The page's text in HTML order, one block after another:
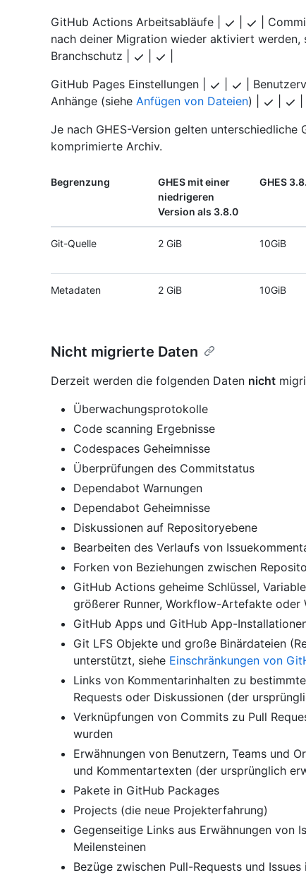
GitHub Actions Arbeitsabläufe | |
nach deiner Migration wieder aktiviert werden,
Branchschutz |
GitHub Pages Einstellungen |
|
Anhänge (siehe Anfügen von Dateien) |
Je nach GHES-Version gelten
komprimierte Archiv.
Begrenzung
GHES mit einer
niedrigeren
Version als 3.8.0
GHES
Git-Quelle 2 GiB 10GiB
Metadaten 2 GiB 10GiB
Nicht migrierte Daten
Derzeit werden die folgenden Daten nicht
Überwachungsprotokolle
Code scanning Ergebnisse
Codespaces Geheimnisse
Überprüfungen des Commitstatus
Dependabot Warnungen
Dependabot Geheimnisse
Diskussionen auf Repositoryebene
Bearbeiten des Verlaufs von
Forken von Beziehungen zwischen
GitHub Actions geheime Schlüssel,
größerer Runner, Workflow-Artefakte
GitHub Apps und GitHub App-
Git LFS Objekte und große Binärdateien
unterstützt, siehe Einschränkungen von
Links von Kommentarinhalten zu
Requests oder Diskussionen (der
Verknüpfungen von Commits zu Pull
wurden
Erwähnungen von Benutzern, Teams und
und Kommentartexten (der ursprünglich
Pakete in GitHub Packages
Projects (die neue Projekterfahrung)
Gegenseitige Links aus Erwähnungen von
Meilensteinen
Bezüge zwischen Pull-Requests und